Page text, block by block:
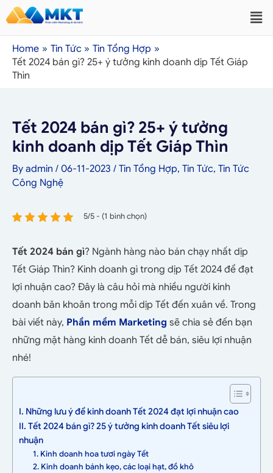
Home Tin Tức
Tin Tổng Hợp
Tết 2024 bán gì? 25+ ý tưởng kinh doanh dịp Tết Giáp
Thìn
Tết 2024 bán gì? 25+ ý tưởng
kinh doanh dịp Tết Giáp Thìn
By admin / 06-11-2023 / Tin Tổng Hợp, Tin Tức, Tin Tức
Công Nghệ
5/5 - (1 bình chọn)
Tết 2024 bán gì? Ngành hàng nào bán chạy nhất dịp
Tết Giáp Thìn? Kinh doanh gì trong dịp Tết 2024 để đạt
lợi nhuận cao? Đây là câu hỏi mà nhiều người kinh
doanh băn khoăn trong mỗi dịp Tết đến xuân về. Trong
bài viết này, Phần mềm Marketing sẽ chia sẻ đến bạn
những mặt hàng kinh doanh Tết dễ bán, siêu lợi nhuận
nhé!
I. Những lưu ý để kinh doanh Tết 2024 đạt lợi nhuận cao
II. Tết 2024 bán gì? 25 ý tưởng kinh doanh Tết siêu lợi
nhuận
1. Kinh doanh hoa tươi ngày Tết
2. Kinh doanh bánh kẹo, các loại hạt, đồ khô